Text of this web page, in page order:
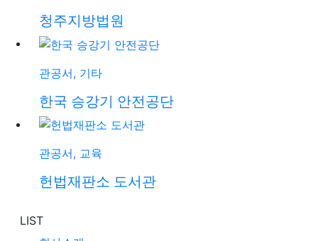
청주지방법원
관공서, 기타
한국 승강기 안전공단
관공서, 교육
헌법재판소 도서관
LIST